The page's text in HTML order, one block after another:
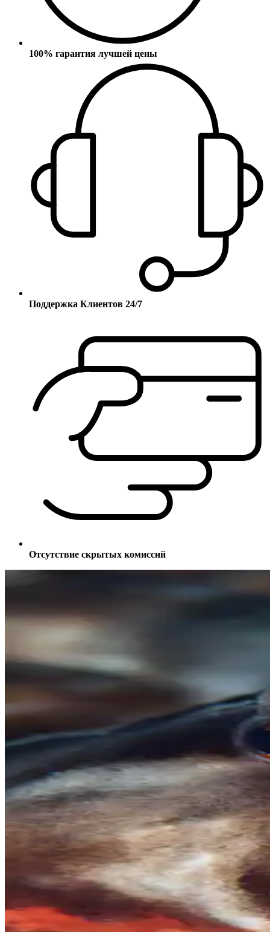
100% гарантия лучшей цены
Поддержка Клиентов 24/7
Отсутствие скрытых комиссий